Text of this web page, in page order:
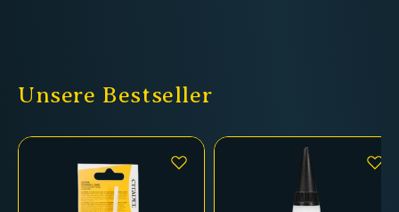
Unsere Bestseller